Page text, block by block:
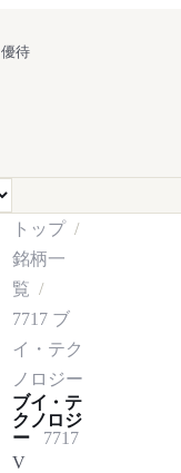
優待
トップ
銘柄一
覧
7717 ブ
イ・テク
ノロジー
ブイ・テ
クノロジ
ー
7717
V